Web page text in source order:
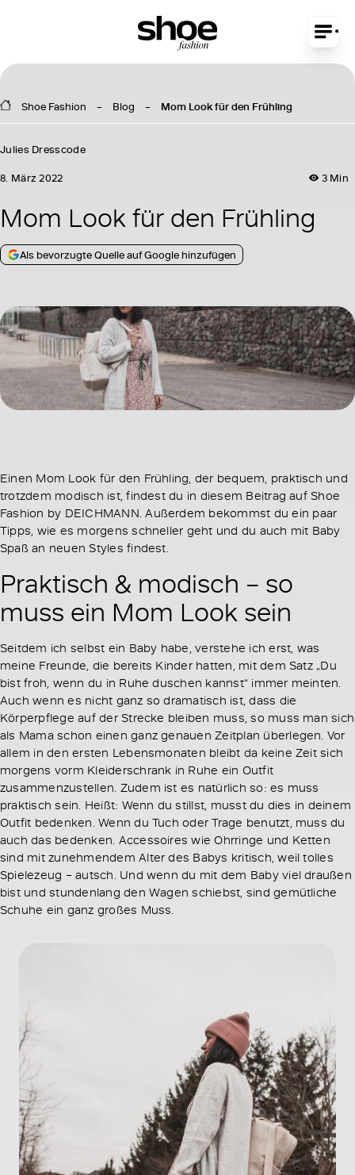
Shoe Fashion Blog Mom Look für den Frühling
Julies Dresscode
3 Min
8. März 2022
Mom Look für den Frühling
Als bevorzugte Quelle auf Google hinzufügen
Einen Mom Look für den Frühling, der bequem, praktisch und
trotzdem modisch ist, findest du in diesem Beitrag auf Shoe
Fashion by DEICHMANN. Außerdem bekommst du ein paar
Tipps, wie es morgens schneller geht und du auch mit Baby
Spaß an neuen Styles findest.
Praktisch & modisch – so
muss ein Mom Look sein
Seitdem ich selbst ein Baby habe, verstehe ich erst, was
meine Freunde, die bereits Kinder hatten, mit dem Satz „Du
bist froh, wenn du in Ruhe duschen kannst“ immer meinten.
Auch wenn es nicht ganz so dramatisch ist, dass die
Körperpflege auf der Strecke bleiben muss, so muss man sich
als Mama schon einen ganz genauen Zeitplan überlegen. Vor
allem in den ersten Lebensmonaten bleibt da keine Zeit sich
morgens vorm Kleiderschrank in Ruhe ein Outfit
zusammenzustellen. Zudem ist es natürlich so: es muss
praktisch sein. Heißt: Wenn du stillst, musst du dies in deinem
Outfit bedenken. Wenn du Tuch oder Trage benutzt, muss du
auch das bedenken. Accessoires wie Ohrringe und Ketten
sind mit zunehmendem Alter des Babys kritisch, weil tolles
Spielezeug – autsch. Und wenn du mit dem Baby viel draußen
bist und stundenlang den Wagen schiebst, sind gemütliche
Schuhe ein ganz großes Muss.